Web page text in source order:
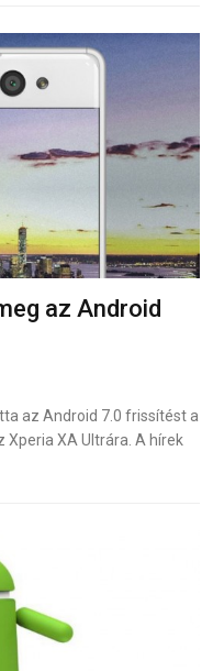
az Android
az Android 7.0 frissítést a
Xperia XA Ultrára. A hírek